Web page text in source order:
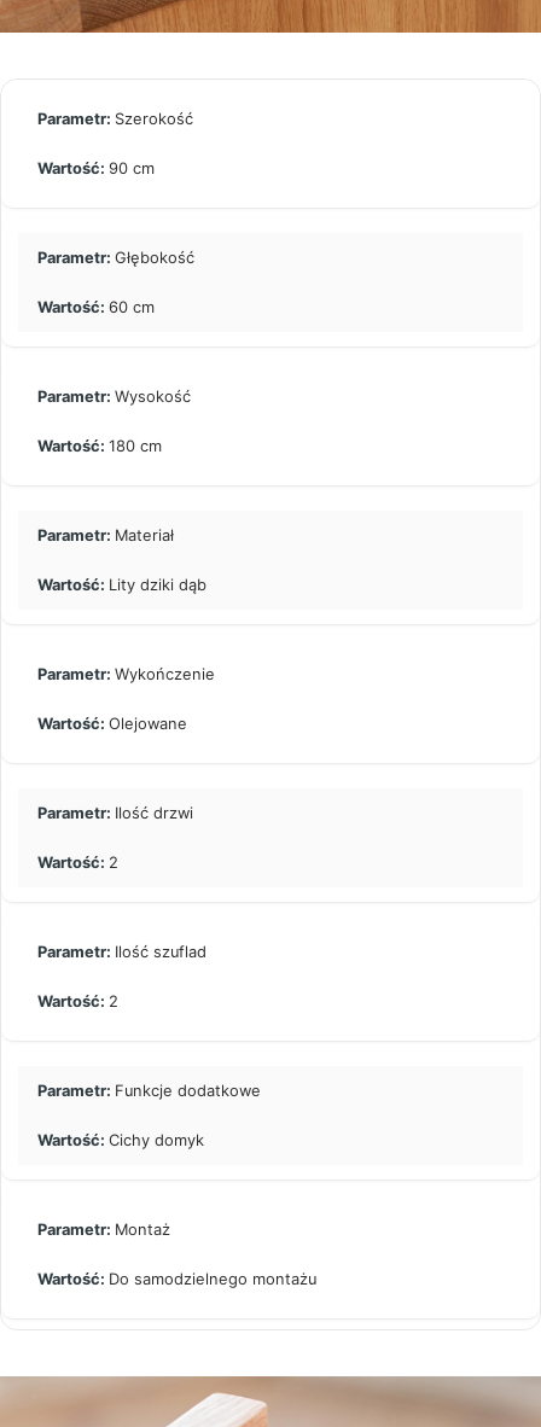
Szerokość
90 cm
Głębokość
60 cm
Wysokość
180 cm
Materiał
Lity dziki dąb
Wykończenie
Olejowane
Ilość drzwi
2
Ilość szuflad
2
Funkcje dodatkowe
Cichy domyk
Montaż
Do samodzielnego montażu